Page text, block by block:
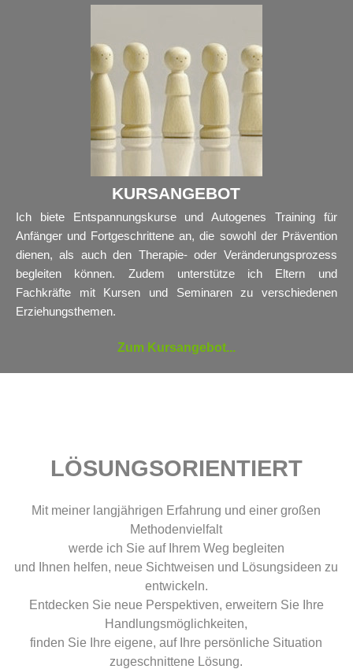
KURSANGEBOT
Ich biete Entspannungskurse und Autogenes Training für
Anfänger und Fortgeschrittene an, die sowohl der Prävention
dienen, als auch den Therapie- oder Veränderungsprozess
begleiten können. Zudem unterstütze ich Eltern und
Fachkräfte mit Kursen und Seminaren zu verschiedenen
Erziehungsthemen.
Zum Kursangebot...
LÖSUNGSORIENTIERT
Mit meiner langjährigen Erfahrung und einer großen
Methodenvielfalt
werde ich Sie auf Ihrem Weg begleiten
und Ihnen helfen, neue Sichtweisen und Lösungsideen zu
entwickeln.
Entdecken Sie neue Perspektiven, erweitern Sie Ihre
Handlungsmöglichkeiten,
finden Sie Ihre eigene, auf Ihre persönliche Situation
zugeschnittene Lösung.